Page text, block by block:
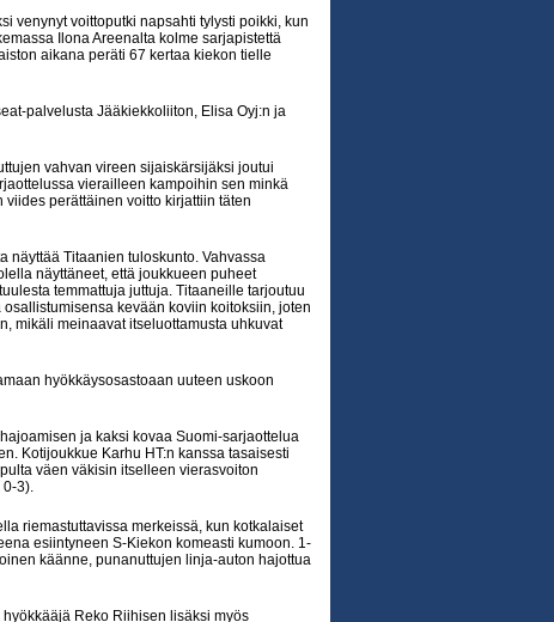
venynyt voittoputki napsahti tylysti poikki, kun
Ilona Areenalta kolme sarjapistettä
aikana peräti 67 kertaa kiekon tielle
palvelusta Jääkiekkoliiton, Elisa Oyj:n ja
vahvan vireen sijaiskärsijäksi joutui
vierailleen kampoihin sen minkä
perättäinen voitto kirjattiin täten
näyttää Titaanien tuloskunto. Vahvassa
näyttäneet, että joukkueen puheet
temmattuja juttuja. Titaaneille tarjoutuu
kevään koviin koitoksiin, joten
mikäli meinaavat itseluottamusta uhkuvat
hyökkäysosastoaan uuteen uskoon
ja kaksi kovaa Suomi-sarjaottelua
Kotijoukkue Karhu HT:n kanssa tasaisesti
väen väkisin itselleen vierasvoiton
0-3).
riemastuttavissa merkeissä, kun kotkalaiset
esiintyneen S-Kiekon komeasti kumoon. 1-
käänne, punanuttujen linja-auton hajottua
Reko Riihisen lisäksi myös